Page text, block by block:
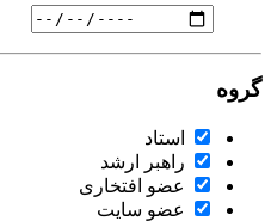
گروه
استاد
راهبر ارشد
عضو افتخاری
عضو سایت